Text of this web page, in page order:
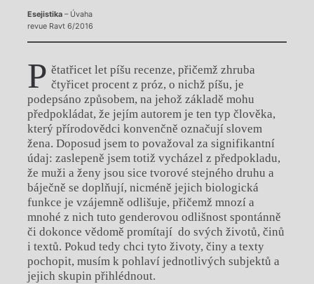
Esejistika– Úvaha
revue Ravt 6/2016
P ětatřicet let píšu recenze, přičemž zhruba
čtyřicet procent z próz, o nichž píšu, je
podepsáno způsobem, na jehož základě mohu
předpokládat, že jejím autorem je ten typ člověka,
který přírodovědci konvenčně označují slovem
žena. Doposud jsem to považoval za signifikantní
údaj: zaslepeně jsem totiž vycházel z předpokladu,
že muži a ženy jsou sice tvorové stejného druhu a
báječně se doplňují, nicméně jejich biologická
funkce je vzájemně odlišuje, přičemž mnozí a
mnohé z nich tuto genderovou odlišnost spontánně
či dokonce vědomě promítají do svých životů, činů
i textů. Pokud tedy chci tyto životy, činy a texty
pochopit, musím k pohlaví jednotlivých subjektů a
jejich skupin přihlédnout.